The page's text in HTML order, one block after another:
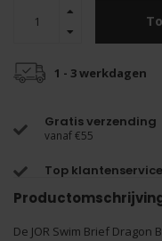
1 - 3 werkdagen
Gratis verzending
vanaf €55
Top klantenservice
De JOR Swim Brief